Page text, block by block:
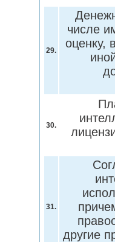
29.
числе
оценку,
30.
31.
другие